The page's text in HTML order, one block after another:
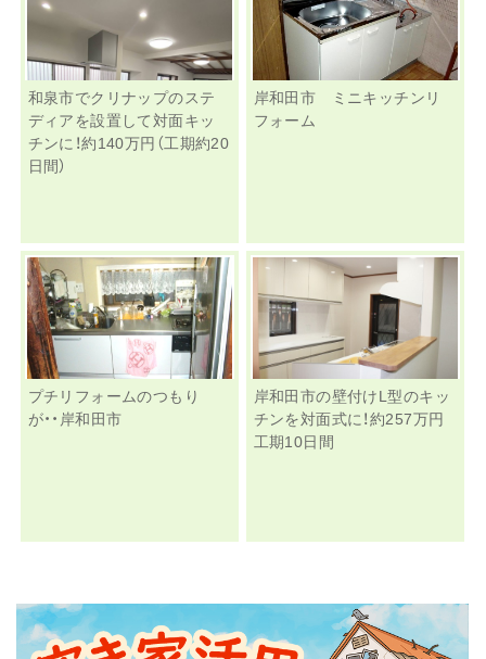
和泉市でクリナップのステ
ディアを設置して対面キッ
チンに！約140万円（工期約20
日間）
岸和田市 ミニキッチンリ
フォーム
プチリフォームのつもり
が・・岸和田市
岸和田市の壁付けL型のキッ
チンを対面式に！約257万円
工期10日間